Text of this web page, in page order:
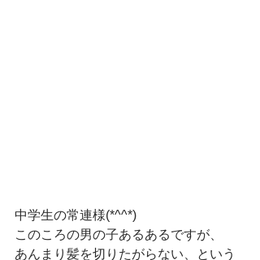
中学生の常連様(*^^*)
このころの男の子あるあるですが、
あんまり髪を切りたがらない、という